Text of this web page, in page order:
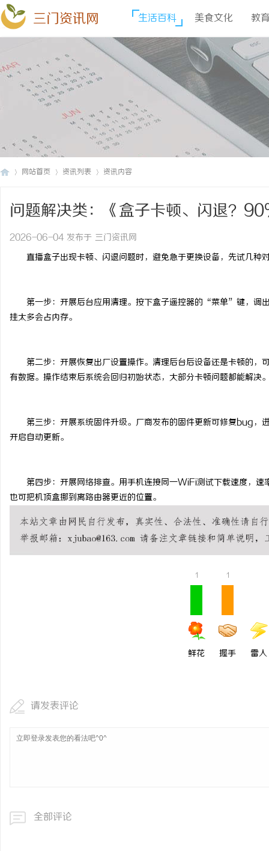
三门资讯网 生活百科 美食文化 教
网站首页 资讯列表 资讯内容
问题解决类：《盒子卡顿、闪退？
2026-06-04 发布于 三门资讯网
直播盒子出现卡顿、闪退问题时，避免急于更换设备，先试几种
第一步：开展后台应用清理。按下盒子遥控器的 “菜单” 键，调
挂太多会占内存。
第二步：开展恢复出厂设置操作。清理后台后设备还是卡顿的，
有数据。操作结束后系统会回归初始状态，大部分卡顿问题都能解决
第三步：开展系统固件升级。厂商发布的固件更新可修复bug ，
开启自动更新。
第四步：开展网络排查。用手机连接同一WiFi测试下载速度，速
也可把机顶盒挪到离路由器更近的位置。
1
鲜花
1
握手 雷人
请发表评论
全部评论
贝净 AC 国际医疗实验
全解析